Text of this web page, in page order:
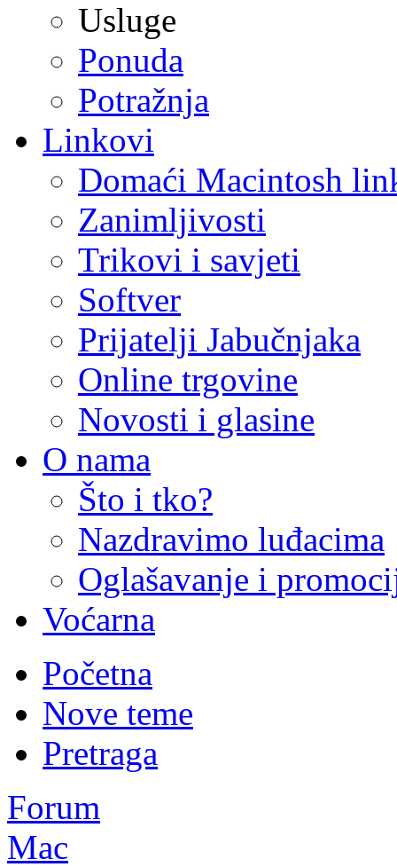
Usluge
Ponuda
Potražnja
Linkovi
Domaći Macintosh
Zanimljivosti
Trikovi i savjeti
Softver
Prijatelji Jabučnjaka
Online trgovine
Novosti i glasine
O nama
Što i tko?
Nazdravimo luđacima
Oglašavanje i
Voćarna
Početna
Nove teme
Pretraga
Forum
Mac